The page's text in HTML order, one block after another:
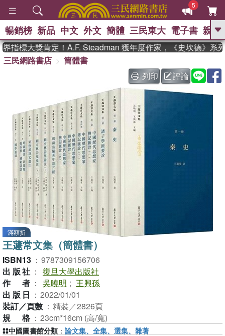
5
GO
The Odyssey 、 父親節 、 如果歷
史是一群喵 、 暑期推薦 、 國際布克
獎 臺灣漫遊錄
、 方念華 、 台灣的李
登輝時代
、 數學女孩：黎曼猜想
偉大的迷走神經
暢銷榜 新品 中文 外文 簡體 三民東大 電子書 親子
標大獎肯定！A.F. Steadman 獲年度作家，《史坎德》系列
三民網路書店
簡體書
列印
評論
滿額折
王蘧常文集（簡體書）
ISBN13 ： 9787309156706
出版社 ： 復旦大學出版社
作者 ： 吳曉明 ; 王興孫
出版日 ： 2022/01/01
裝訂／頁數 ： 精裝／2826頁
規格 ： 23cm*16cm (高/寬)
中國圖書館分類 ： 論文集、全集、選集、雜著